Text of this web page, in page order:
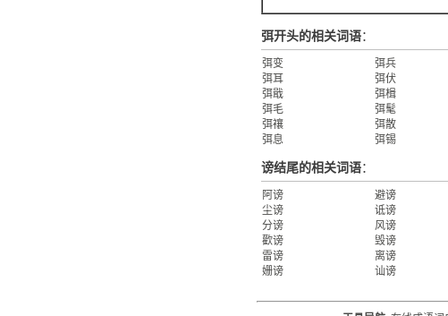
弭开头的相关词语：
弭变 弭兵
弭耳
弭伏
弭戢
弭楫
弭毛
弭髦
弭禳
弭散
弭息
弭锡
谤结尾的相关词语：
阿谤 避谤
尘谤
诋谤
分谤
风谤
歡谤
毁谤
雷谤
离谤
姗谤
讪谤